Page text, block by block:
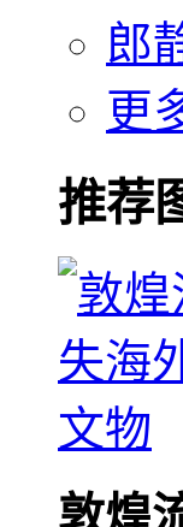
郎
更
推荐
敦煌